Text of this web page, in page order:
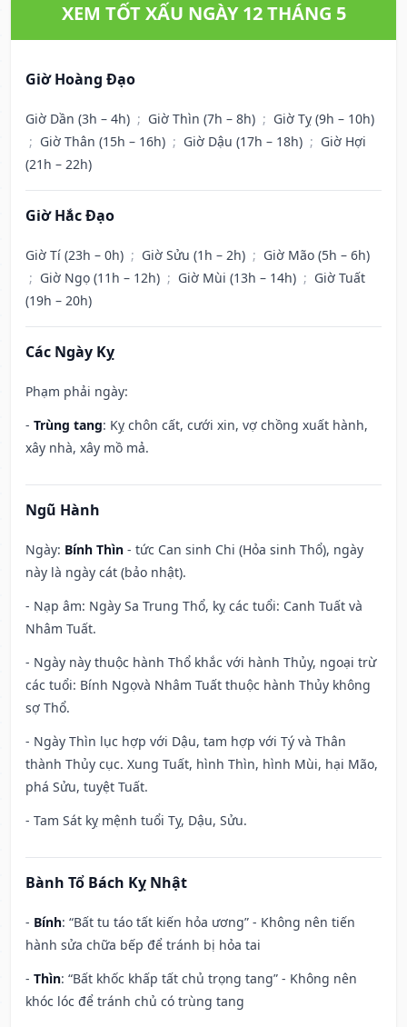
XEM TỐT XẤU NGÀY 12 THÁNG 5
Giờ Hoàng Đạo
Giờ Dần (3h – 4h) ; Giờ Thìn (7h – 8h) ; Giờ Tỵ (9h – 10h)
; Giờ Thân (15h – 16h) ; Giờ Dậu (17h – 18h) ; Giờ Hợi
(21h – 22h)
Giờ Hắc Đạo
Giờ Tí (23h – 0h) ; Giờ Sửu (1h – 2h) ; Giờ Mão (5h – 6h)
; Giờ Ngọ (11h – 12h) ; Giờ Mùi (13h – 14h) ; Giờ Tuất
(19h – 20h)
Các Ngày Kỵ
Phạm phải ngày:
- Trùng tang: Kỵ chôn cất, cưới xin, vợ chồng xuất hành,
xây nhà, xây mồ mả.
Ngũ Hành
Ngày: Bính Thìn - tức Can sinh Chi (Hỏa sinh Thổ), ngày
này là ngày cát (bảo nhật).
- Nạp âm: Ngày Sa Trung Thổ, kỵ các tuổi: Canh Tuất và
Nhâm Tuất.
- Ngày này thuộc hành Thổ khắc với hành Thủy, ngoại trừ
các tuổi: Bính Ngọvà Nhâm Tuất thuộc hành Thủy không
sợ Thổ.
- Ngày Thìn lục hợp với Dậu, tam hợp với Tý và Thân
thành Thủy cục. Xung Tuất, hình Thìn, hình Mùi, hại Mão,
phá Sửu, tuyệt Tuất.
- Tam Sát kỵ mệnh tuổi Tỵ, Dậu, Sửu.
Bành Tổ Bách Kỵ Nhật
- Bính: “Bất tu táo tất kiến hỏa ương” - Không nên tiến
hành sửa chữa bếp để tránh bị hỏa tai
- Thìn: “Bất khốc khấp tất chủ trọng tang” - Không nên
khóc lóc để tránh chủ có trùng tang